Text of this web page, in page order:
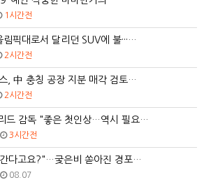
1시간전
픽대로서 달리던 SUV에 불···…
2시간전
, 中 충칭 공장 지분 매각 검토…
2시간전
드 감독 "좋은 첫인상…역시 필요…
3시간전
다고요?"…궂은비 쏟아진 경포…
08.07